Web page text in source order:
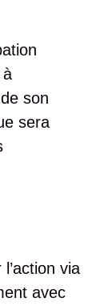
à
son
sera
via
avec